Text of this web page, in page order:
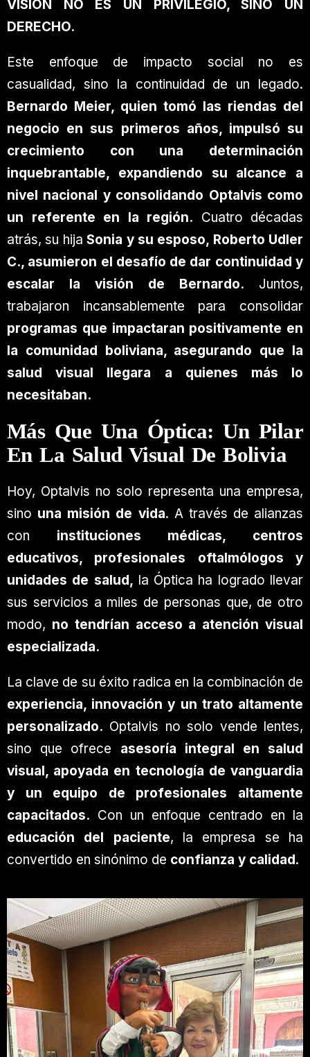
VISIÓN NO ES UN PRIVILEGIO, SINO UN
DERECHO.
Este enfoque de impacto social no es
casualidad, sino la continuidad de un legado.
Bernardo Meier, quien tomó las riendas del
negocio en sus primeros años, impulsó su
crecimiento con una determinación
inquebrantable, expandiendo su alcance a
nivel nacional y consolidando Optalvis como
un referente en la región. Cuatro décadas
atrás, su hijaSonia y su esposo, Roberto Udler
C., asumieron el desafío de dar continuidad y
escalar la visión de Bernardo. Juntos,
trabajaron incansablemente para consolidar
programas que impactaran positivamente en
la comunidad boliviana, asegurando que la
salud visual llegara a quienes más lo
necesitaban.
Más Que Una Óptica: Un Pilar
En La Salud Visual De Bolivia
Hoy, Optalvis no solo representa una empresa,
sino una misión de vida. A través de alianzas
con instituciones médicas, centros
educativos, profesionales oftalmólogos y
unidades de salud, la Óptica ha logrado llevar
sus servicios a miles de personas que, de otro
modo, no tendrían acceso a atención visual
especializada.
La clave de su éxito radica en la combinación de
experiencia, innovación y un trato altamente
personalizado. Optalvis no solo vende lentes,
sino que ofrece asesoría integral en salud
visual, apoyada en tecnología de vanguardia
y un equipo de profesionales altamente
capacitados. Con un enfoque centrado en la
educación del paciente, la empresa se ha
convertido en sinónimo de confianza y calidad.